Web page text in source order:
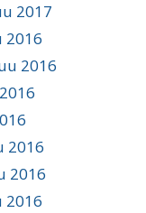
2017
2016
2016
2016
2016
2016